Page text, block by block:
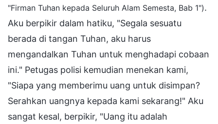
"Firman Tuhan kepada Seluruh Alam Semesta, Bab 1").
Aku berpikir dalam hatiku, "Segala sesuatu
berada di tangan Tuhan, aku harus
mengandalkan Tuhan untuk menghadapi cobaan
ini." Petugas polisi kemudian menekan kami,
"Siapa yang memberimu uang untuk disimpan?
Serahkan uangnya kepada kami sekarang!" Aku
sangat kesal, berpikir, "Uang itu adalah